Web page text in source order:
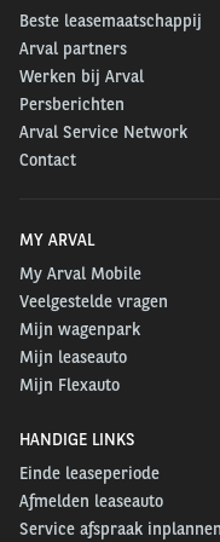
Over de Arval
Het Arval Mobility
erkend als een
onderzoek en
mobiliteitssector.
en het helpt diverse
alle ontwikkelingen.
het navigeren door
beschikbare
Benieuwd naar de
►Download hier
Beste leasemaatschappij
Arval partners
Werken bij Arval
Persberichten
Arval Service Network
Contact
MY ARVAL
My Arval Mobile
Veelgestelde vragen
Mijn wagenpark
Mijn leaseauto
Mijn Flexauto
HANDIGE LINKS
Einde leaseperiode
Afmelden leaseauto
Service afspraak inplannen